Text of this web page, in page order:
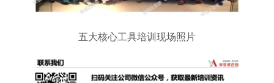
五大核心工具培训现场照片